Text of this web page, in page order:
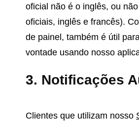
oficial não é o inglês, ou
oficiais, inglês e francês).
de painel, também é útil
vontade usando nosso
3. Notificações
Clientes que utilizam nosso